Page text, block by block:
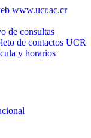
www.ucr.ac.cr
de consultas
de contactos UCR
y horarios